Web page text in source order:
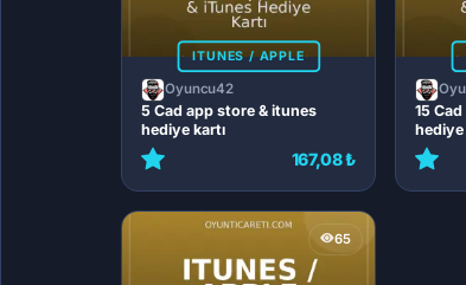
ITUNES / APPLE
Oyuncu42
5 Cad app store & itunes
hediye kartı
167,08 ₺
15
hediye
65